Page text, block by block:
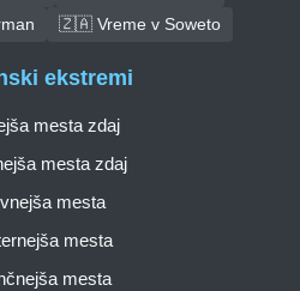
🇿🇦 Vreme v Soweto
ekstremi
mesta zdaj
mesta zdaj
mesta
mesta
mesta